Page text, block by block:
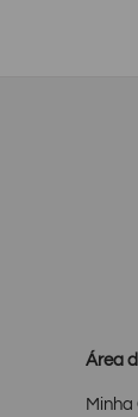
Área
Minha